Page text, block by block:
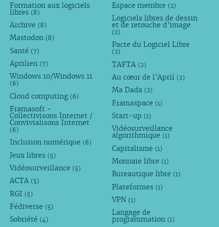
Formation aux logiciels
libres (8)
Archive (8)
Mastodon (8)
Santé (7)
Aprilien (7)
Windows 10/Windows 11
(6)
Cloud computing (6)
Framasoft -
Collectivisons Internet /
Convivialisons Internet
(6)
Inclusion numérique (6)
Jeux libres (5)
Vidéosurveillance (5)
ACTA (5)
RGI (5)
Fédiverse (5)
Sobriété (4)
Espace membre (2)
Logiciels libres de dessin
et de retouche d’image
(2)
Pacte du Logiciel Libre
(2)
TAFTA (2)
Au cœur de l’April (2)
Ma Dada (2)
Framaspace (1)
Start-up (1)
Vidéosurveillance
algorithmique (1)
Capitalisme (1)
Monnaie libre (1)
Bureautique libre (1)
Plateformes (1)
VPN (1)
Langage de
programmation (1)